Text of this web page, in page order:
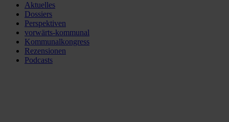
Aktuelles
Dossiers
Perspektiven
vorwärts-kommunal
Kommunalkongress
Rezensionen
Podcasts